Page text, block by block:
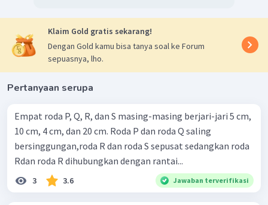
Klaim Gold gratis sekarang!
Dengan Gold kamu bisa tanya soal ke Forum
sepuasnya, lho.
Pertanyaan serupa
Empat roda P, Q, R, dan S masing-masing berjari-jari 5 cm,
10 cm, 4 cm, dan 20 cm. Roda P dan roda Q saling
bersinggungan,roda R dan roda S sepusat sedangkan roda
Rdan roda R dihubungkan dengan rantai...
3 3.6 Jawaban terverifikasi